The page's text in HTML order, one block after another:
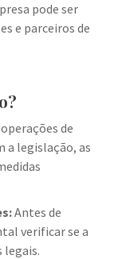
pode ser
e parceiros de
de
a legislação, as
Antes de
verificar se a
legais.